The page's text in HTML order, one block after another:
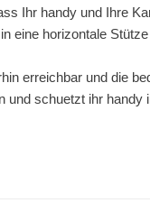
Ihr handy und Ihre
eine horizontale
erreichbar und die
und schuetzt ihr